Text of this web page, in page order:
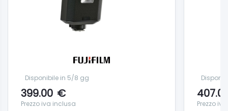
Disponibile in 5/8 gg
399.00 €
Prezzo iva inclusa Prezzo